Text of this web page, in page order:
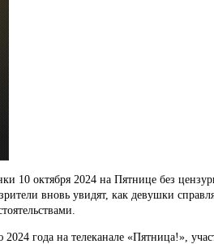
10 октября 2024 на Пятнице без
вновь увидят, как девушки
года на телеканале «Пятница!»,